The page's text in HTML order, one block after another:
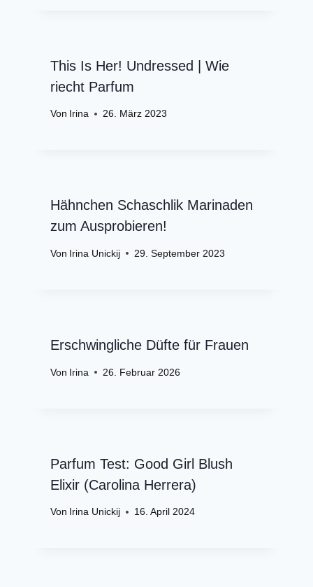
This Is Her! Undressed | Wie
riecht Parfum
Von Irina 26. März 2023
Hähnchen Schaschlik Marinaden
zum Ausprobieren!
Von Irina Unickij 29. September 2023
Erschwingliche Düfte für Frauen
Von Irina 26. Februar 2026
Parfum Test: Good Girl Blush
Elixir (Carolina Herrera)
Von Irina Unickij 16. April 2024